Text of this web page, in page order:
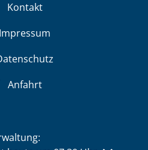
Kontakt
Impressum
Anfahrt